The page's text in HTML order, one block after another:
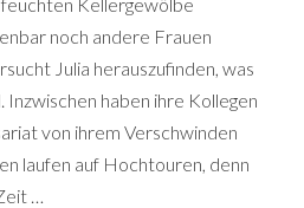
noch andere Frauen
Julia herauszufinden, was
haben ihre Kollegen
von ihrem Verschwinden
laufen auf Hochtouren, denn
…